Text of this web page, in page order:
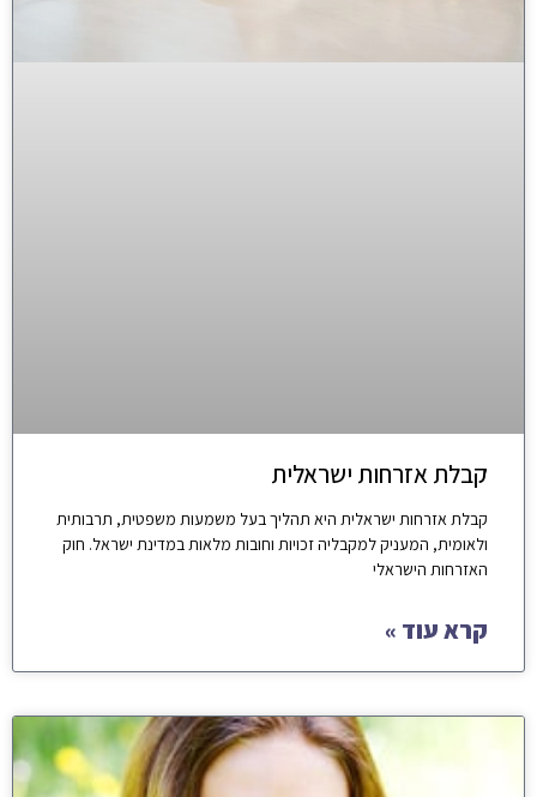
קבלת אזרחות ישראלית
קבלת אזרחות ישראלית היא תהליך בעל משמעות משפטית, תרבותית
ולאומית, המעניק למקבליה זכויות וחובות מלאות במדינת ישראל. חוק
האזרחות הישראלי
קרא עוד »